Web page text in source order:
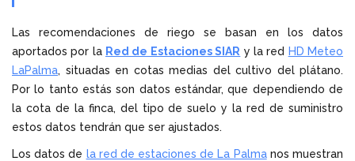
Las recomendaciones de riego se basan en los datos
aportados por la Red de Estaciones SIAR y la red HD Meteo
LaPalma, situadas en cotas medias del cultivo del plátano.
Por lo tanto estás son datos estándar, que dependiendo de
la cota de la finca, del tipo de suelo y la red de suministro
estos datos tendrán que ser ajustados.
Los datos de la red de estaciones de La Palmanos muestran